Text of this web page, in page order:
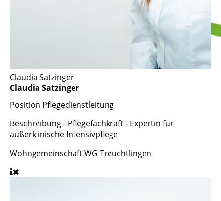
Claudia Satzinger
Claudia Satzinger
Position Pflegedienstleitung
Beschreibung- Pflegefachkraft - Expertin für
außerklinische Intensivpflege
WohngemeinschaftWG Treuchtlingen